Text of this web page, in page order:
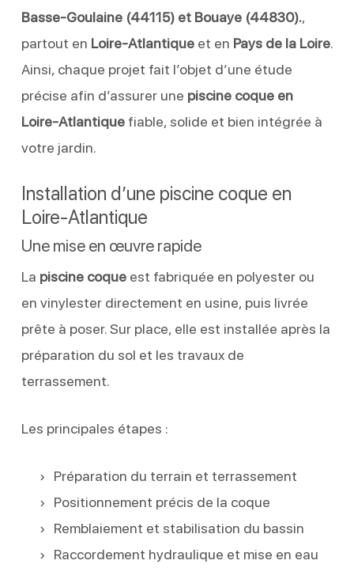
Basse-Goulaine (44115) et Bouaye (44830).,
partout en Loire-Atlantiqueet en Pays de la Loire.
Ainsi, chaque projet fait l’objet d’une étude
précise afin d’assurer une piscine coque en
Loire-Atlantiquefiable, solide et bien intégrée à
votre jardin.
Installation d’une piscine coque en
Loire-Atlantique
Une mise en œuvre rapide
La piscine coqueest fabriquée en polyester ou
en vinylester directement en usine, puis livrée
prête à poser. Sur place, elle est installée après la
préparation du sol et les travaux de
terrassement.
Les principales étapes :
Préparation du terrain et terrassement
Positionnement précis de la coque
Remblaiement et stabilisation du bassin
Raccordement hydraulique et mise en eau